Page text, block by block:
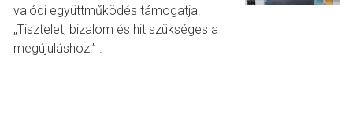
valódi együttműködés támogatja.
„Tisztelet, bizalom és hit szükséges a
megújuláshoz.” .